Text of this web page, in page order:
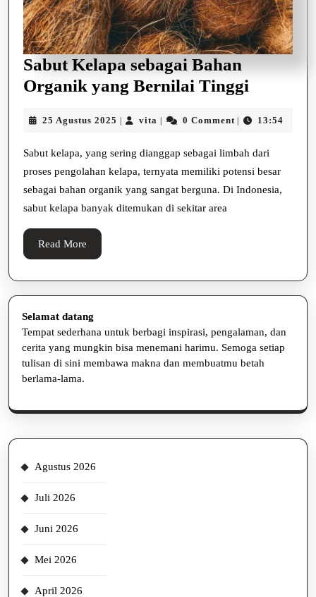
Sabut Kelapa sebagai Bahan
Organik yang Bernilai Tinggi
sebagai
Bahan
Organik
yang
25 Agustus 2025 25
| vita vita
| 0 Comment | 13:54
Sabut kelapa, yang sering dianggap sebagai limbah dari
proses pengolahan kelapa, ternyata memiliki potensi besar
sebagai bahan organik yang sangat berguna. Di Indonesia,
sabut kelapa banyak ditemukan di sekitar area
Read More
More
Selamat datang
Tempat sederhana untuk berbagi inspirasi, pengalaman, dan
cerita yang mungkin bisa menemani harimu. Semoga setiap
tulisan di sini membawa makna dan membuatmu betah
berlama-lama.
Agustus 2026
Juli 2026
Juni 2026
Mei 2026
April 2026